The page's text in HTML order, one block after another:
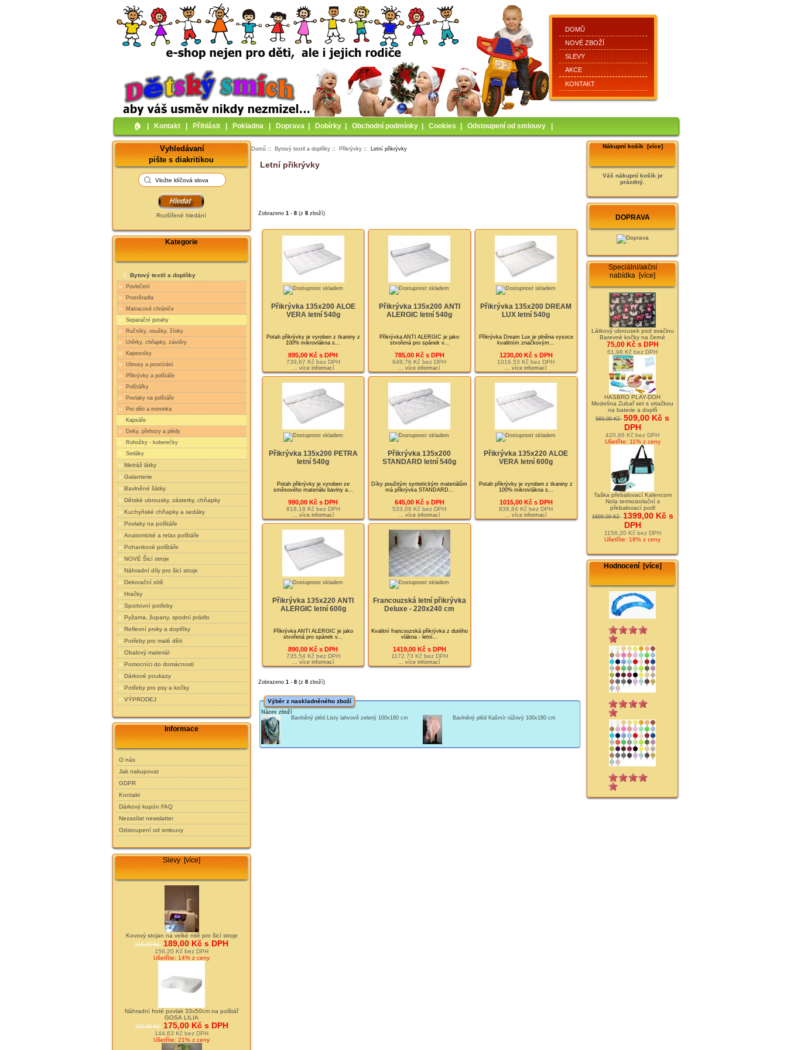
DOMŮ
NOVÉ ZBOŽÍ
SLEVY
AKCE
KONTAKT
🏠︎ Kontakt Přihlásit Pokladna Doprava Dobírky Obchodní podmínky Cookies Odstoupení od smlouvy
Vyhledávaní
pište s diakritikou
Rozšířené hledání
Kategorie
Bytový textil a doplňky
Povlečení
Prostěradla
Matracové chrániče
Separační potahy
Ručníky, osušky, žínky
Utěrky, chňapky, zástěry
Kapesníky
Ubrusy a prostírání
Přikrývky a polštáře
Polštářky
Povlaky na polštáře
Pro děti a miminka
Kapsáře
Deky, přehozy a plédy
Rohožky - koberečky
Sedáky
Metráž látky
Galanterie
Bavlněné šátky
Dětské ubrousky, zásterky, chňapky
Kuchyňské chňapky a sedáky
Povlaky na polštáře
Anatomické a relax polštáře
Pohankové polštáře
NOVÉ Šicí stroje
Náhradní díly pro šicí stroje
Dekorační sítě
Hračky
Sportovní potřeby
Pyžama, župany, spodní prádlo
Reflexní prvky a doplňky
Potřeby pro malé děti
Obalový materiál
Pomocníci do domácnosti
Dárkové poukazy
Potřeby pro psy a kočky
VÝPRODEJ
Informace
O nás
Jak nakupovat
GDPR
Kontakt
Dárkový kupón FAQ
Nezasílat newslatter
Odstoupení od smlouvy
Slevy [více]
Kovový stojan na velké nitě pro šicí stroje
219,00 Kč 189,00 Kč s DPH
156,20 Kč bez DPH
Ušetříte: 14% z ceny
Náhradní froté povlak 33x50cm na polštář
GOSA LILIA
221,00 Kč 175,00 Kč s DPH
144,63 Kč bez DPH
Ušetříte: 21% z ceny
Domů :: Bytový textil a doplňky :: Přikrývky :: Letní přikrývky
Letní přikrývky
Zobrazeno 1 - 8(z 8zboží)
Přikrývka 135x200 ALOE
VERA letní 540g
Potah přikrývky je vyroben z tkaniny z
100% mikrovlákna s...
895,00 Kč s DPH
739,67 Kč bez DPH
... více informací
Přikrývka 135x200 ANTI
ALERGIC letní 540g
Přikrývka ANTI ALERGIC je jako
stvořená pro spánek v...
785,00 Kč s DPH
648,76 Kč bez DPH
... více informací
Přikrývka 135x200 DREAM
LUX letní 540g
Přikrývka Dream Lux je plněna vysoce
kvalitním značkovým...
1230,00 Kč s DPH
1016,53 Kč bez DPH
... více informací
Přikrývka 135x200 PETRA
letní 540g
Potah přikrývky je vyroben ze
směsového materiálu bavlny a...
990,00 Kč s DPH
818,18 Kč bez DPH
... více informací
Přikrývka 135x200
STANDARD letní 540g
Díky použitým syntetickým materiálům
má přikrývka STANDARD...
645,00 Kč s DPH
533,06 Kč bez DPH
... více informací
Přikrývka 135x220 ALOE
VERA letní 600g
Potah přikrývky je vyroben z tkaniny z
100% mikrovlákna s...
1015,00 Kč s DPH
838,84 Kč bez DPH
... více informací
Přikrývka 135x220 ANTI
ALERGIC letní 600g
Přikrývka ANTI ALERGIC je jako
stvořená pro spánek v...
890,00 Kč s DPH
735,54 Kč bez DPH
... více informací
Francouzská letní přikrývka
Deluxe - 220x240 cm
Kvalitní francouzská přikrývka z dutého
vlákna - letní...
1419,00 Kč s DPH
1172,73 Kč bez DPH
... více informací
Zobrazeno 1 - 8(z 8zboží)
Výběr z naskladněného zboží
Název zboží
Bavlněný pléd Listy lahvově zelený 100x180 cm
Bavlněný pléd Kašmír růžový 100x180 cm
Nákupní košík [více]
Váš nákupní košík je
prázdný.
DOPRAVA
Speciální/akční
nabídka [více]
Látkový ubrousek pod svačinu
Barevné kočky na černé
75,00 Kč s DPH
61,98 Kč bez DPH
HASBRO PLAY-DOH
Modelína Zubař set s vrtačkou
na baterie a doplň
569,00 Kč 509,00 Kč s
DPH
420,66 Kč bez DPH
Ušetříte: 11% z ceny
Taška přebalovací Kalencom
Nola termoizolační s
přebalovací podl
1699,00 Kč 1399,00 Kč s
DPH
1156,20 Kč bez DPH
Ušetříte: 18% z ceny
Hodnocení [více]